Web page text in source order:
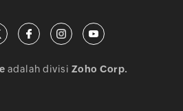
adalah divisi Zoho Corp.